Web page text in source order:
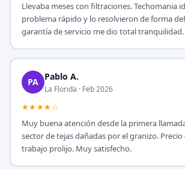
Llevaba meses con filtraciones. Techomania
problema rápido y lo resolvieron de forma
garantía de servicio me dio total tranquilidad.
PA Pablo A.
La Florida · Feb 2026
★★★★☆
Muy buena atención desde la primera
sector de tejas dañadas por el granizo.
trabajo prolijo. Muy satisfecho.